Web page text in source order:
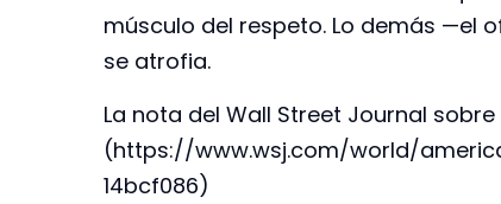
músculo del respeto. Lo demás —el
se atrofia.
La nota del Wall Street Journal sobre
(https://www.wsj.com/world/
14bcf086)